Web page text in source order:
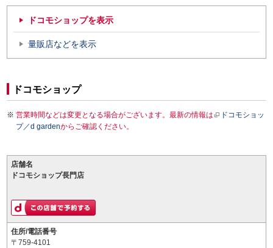
ドコモショップを表示
量販店などを表示
ドコモショップ
営業時間などは変更となる場合がございます。最新の情報は
ドコモショッ
プ／d gardenからご確認ください。
店舗名
ドコモショップ長門店
住所/電話番号
〒759-4101